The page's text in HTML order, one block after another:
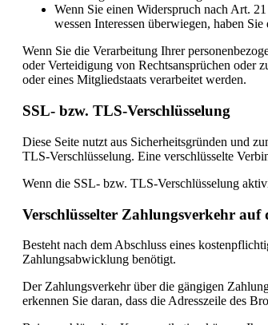
Wenn Sie einen Widerspruch nach Art.
wessen Interessen überwiegen, haben
Wenn Sie die Verarbeitung Ihrer
oder Verteidigung von Rechtsansprüchen oder
oder eines Mitgliedstaats verarbeitet werden.
SSL- bzw. TLS-Verschlüsselung
Diese Seite nutzt aus Sicherheitsgründen und
TLS-Verschlüsselung. Eine verschlüsselte
Wenn die SSL- bzw. TLS-Verschlüsselung
Verschlüsselter Zahlungsverkehr auf
Besteht nach dem Abschluss eines
Zahlungsabwicklung benötigt.
Der Zahlungsverkehr über die gängigen
erkennen Sie daran, dass die Adresszeile des